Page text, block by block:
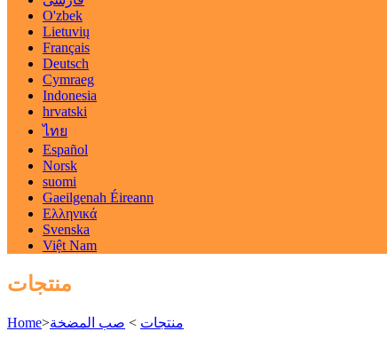
O'zbek
Lietuvių
Français
Deutsch
Cymraeg
Indonesia
hrvatski
ไทย
Español
Norsk
suomi
Gaeilgenah Éireann
Ελληνικά
Svenska
Việt Nam
منتجات
Home> منتجات > صب المضخة